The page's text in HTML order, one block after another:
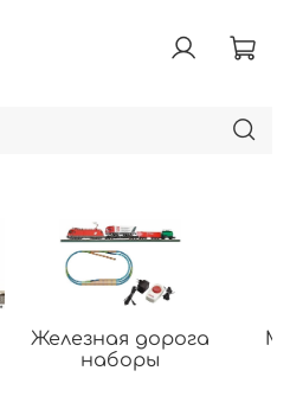
Железная дорога
наборы